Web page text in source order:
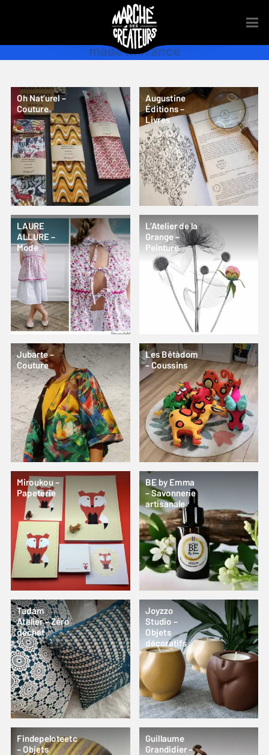
made in france
Oh Nat’urel –
Couture
Augustine
Éditions –
Livres
LAURE
ALLURE –
Mode
L’Atelier de la
Grange –
Peinture
Jubarte –
Couture
Les Bêtàdom
– Coussins
Miroukou –
Papeterie
BE by Emma
– Savonnerie
artisanale
Tadam
Atelier – Zéro
déchet
Joyzzo
Studio –
Objets
décoratifs
Findepeloteetc
– Objets
Guillaume
Grandidier –